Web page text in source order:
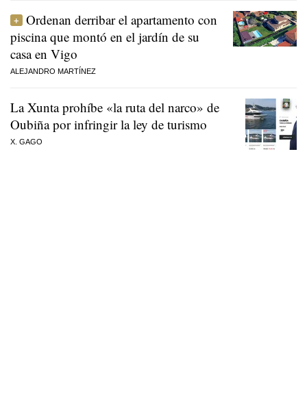
Ordenan derribar el apartamento con
piscina que montó en el jardín de su
casa en Vigo
ALEJANDRO MARTÍNEZ
La Xunta prohíbe «la ruta del narco» de
Oubiña por infringir la ley de turismo
X. GAGO